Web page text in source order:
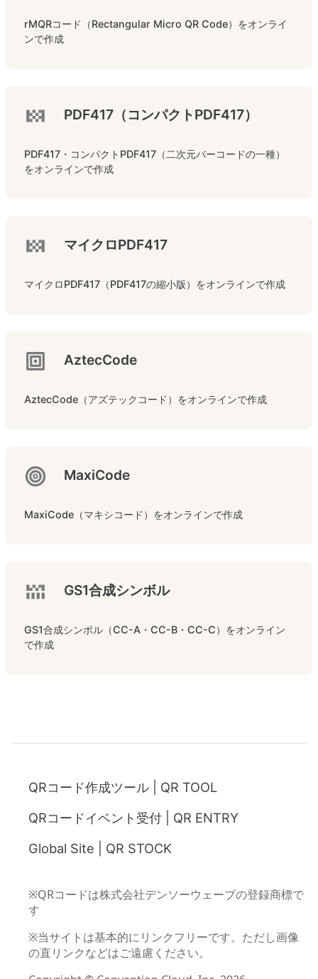
rMQRコード（Rectangular Micro QR Code）をオンライ
ンで作成
PDF417（コンパクトPDF417）
PDF417・コンパクトPDF417（二次元バーコードの一種）
をオンラインで作成
マイクロPDF417
マイクロPDF417（PDF417の縮小版）をオンラインで作成
AztecCode
AztecCode（アズテックコード）をオンラインで作成
MaxiCode
MaxiCode（マキシコード）をオンラインで作成
GS1合成シンボル
GS1合成シンボル（CC-A・CC-B・CC-C）をオンライン
で作成
QRコード作成ツール | QR TOOL
QRコードイベント受付 | QR ENTRY
Global Site | QR STOCK
※QRコードは株式会社デンソーウェーブの登録商標で
す
※当サイトは基本的にリンクフリーです。ただし画像
の直リンクなどはご遠慮ください。